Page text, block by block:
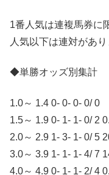
1番人気は連複馬券に
人気以下は連対があり
◆単勝オッズ別集計
1.0～ 1.4 0- 0- 0- 0/ 0
1.5～ 1.9 0- 1- 1- 0/ 2
2.0～ 2.9 1- 3- 1- 0/ 5
3.0～ 3.9 1- 1- 1- 4/ 7
4.0～ 4.9 0- 1- 1- 2/ 4